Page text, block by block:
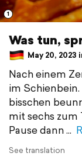
1
Was tun,
May 20, 2023
Nach einem
im
bisschen
mit sechs
Pause dann
See translation